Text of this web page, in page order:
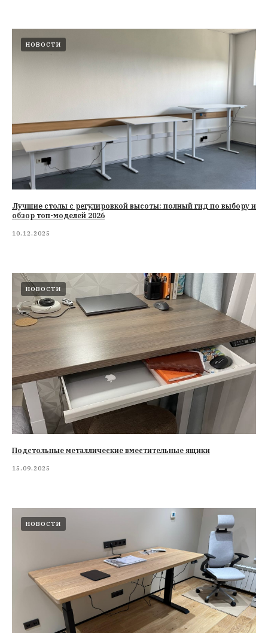
НОВОСТИ
Лучшие столы с регулировкой высоты: полный гид по выбору и
обзор топ-моделей 2026
10.12.2025
НОВОСТИ
Подстольные металлические вместительные ящики
15.09.2025
НОВОСТИ